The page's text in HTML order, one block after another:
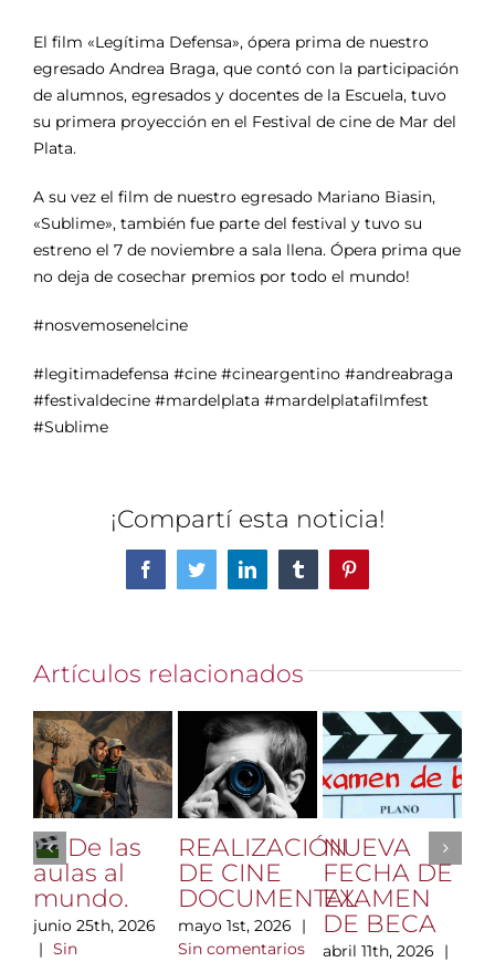
El film «Legítima Defensa», ópera prima de nuestro
egresado Andrea Braga, que contó con la participación
de alumnos, egresados y docentes de la Escuela, tuvo
su primera proyección en el Festival de cine de Mar del
Plata.
A su vez el film de nuestro egresado Mariano Biasin,
«Sublime», también fue parte del festival y tuvo su
estreno el 7 de noviembre a sala llena. Ópera prima que
no deja de cosechar premios por todo el mundo!
#nosvemosenelcine
#legitimadefensa #cine #cineargentino #andreabraga
#festivaldecine #mardelplata #mardelplatafilmfest
#Sublime
¡Compartí esta noticia!
FacebookTwitterLinkedInTumblrPinterest
Artículos relacionados
De las
aulas al
mundo.
junio 25th, 2026
| Sin
REALIZACIÓN
DE CINE
DOCUMENTAL
mayo 1st, 2026
|
Sin comentarios
NUEVA
FECHA DE
EXAMEN
DE BECA
abril 11th, 2026
|